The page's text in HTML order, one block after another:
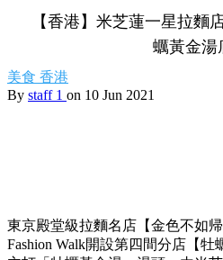
【香港】米芝蓮一星拉麵
蠣黃金湯
美食 香港
By staff 1 on 10 Jun 2021
東京殿堂級拉麵名店【金色不如
Fashion Walk開設第四間分店【